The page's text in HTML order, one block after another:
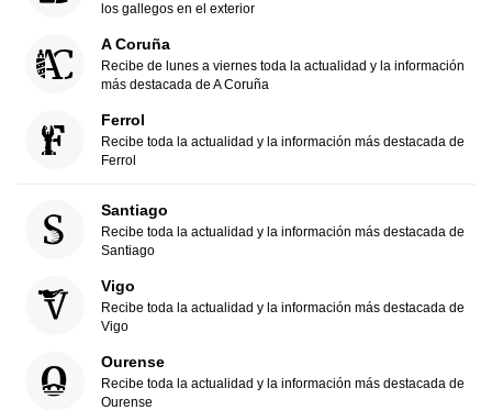
los gallegos en el exterior
A Coruña
Recibe de lunes a viernes toda la actualidad y la información
más destacada de A Coruña
Ferrol
Recibe toda la actualidad y la información más destacada de
Ferrol
Santiago
Recibe toda la actualidad y la información más destacada de
Santiago
Vigo
Recibe toda la actualidad y la información más destacada de
Vigo
Ourense
Recibe toda la actualidad y la información más destacada de
Ourense